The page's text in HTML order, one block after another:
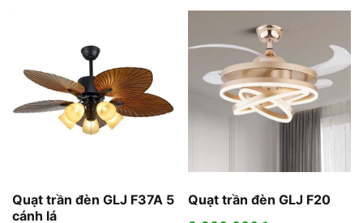
Quạt trần đèn GLJ F37A 5
cánh lá
Quạt trần đèn GLJ F20